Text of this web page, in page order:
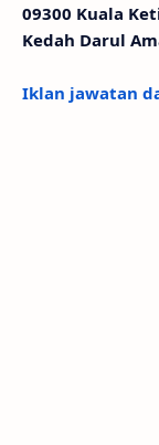
09300 Kuala
Kedah Darul
Iklan jawatan